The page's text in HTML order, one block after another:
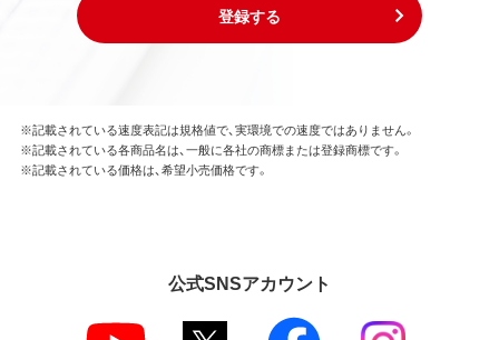
登録する
※記載されている速度表記は規格値で、実環境での速度ではありません。
※記載されている各商品名は、一般に各社の商標または登録商標です。
※記載されている価格は、希望小売価格です。
公式SNSアカウント